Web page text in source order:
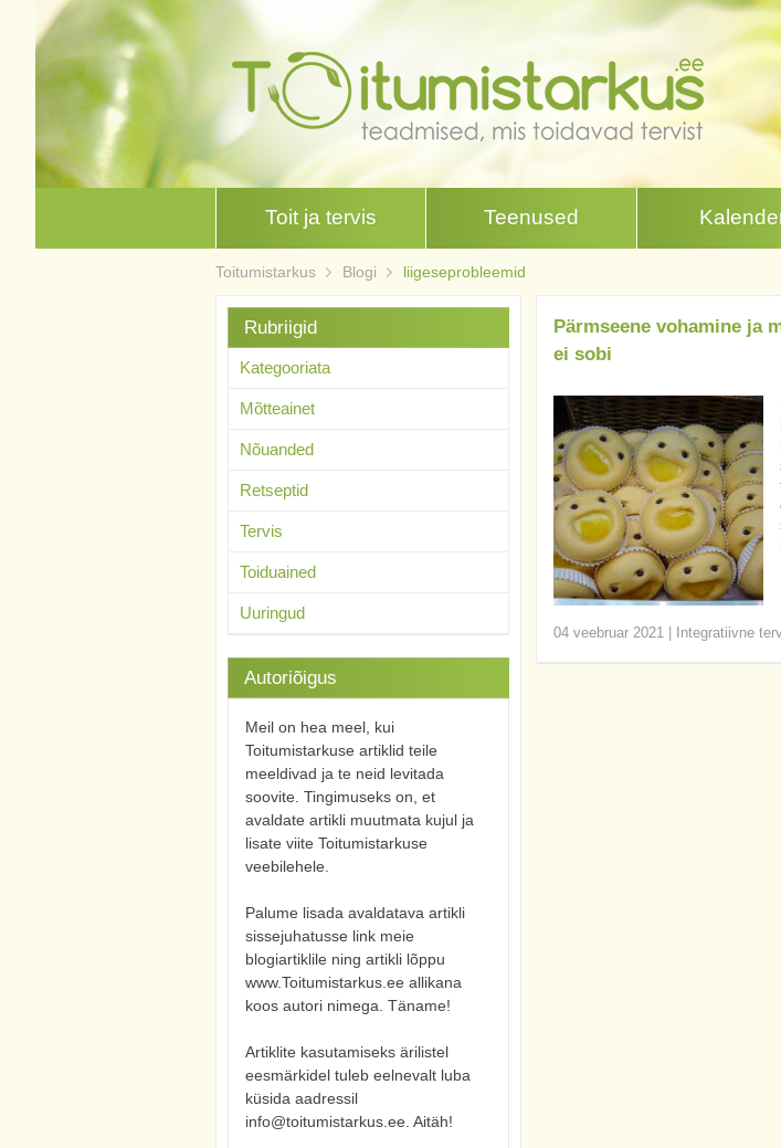
Toit ja tervis Teenused
Toitumistarkus Blogi liigeseprobleemid
Pärmseene vohamine ja
ei sobi
04 veebruar 2021| Integratiivne
Rubriigid
Kategooriata
Mõtteainet
Nõuanded
Retseptid
Tervis
Toiduained
Uuringud
Autoriõigus
Meil on hea meel, kui
Toitumistarkuse artiklid teile
meeldivad ja te neid levitada
soovite. Tingimuseks on, et
avaldate artikli muutmata kujul ja
lisate viite Toitumistarkuse
veebilehele.
Palume lisada avaldatava artikli
sissejuhatusse link meie
blogiartiklile ning artikli lõppu
www.Toitumistarkus.ee allikana
koos autori nimega. Täname!
Artiklite kasutamiseks ärilistel
eesmärkidel tuleb eelnevalt luba
küsida aadressil
info@toitumistarkus.ee. Aitäh!